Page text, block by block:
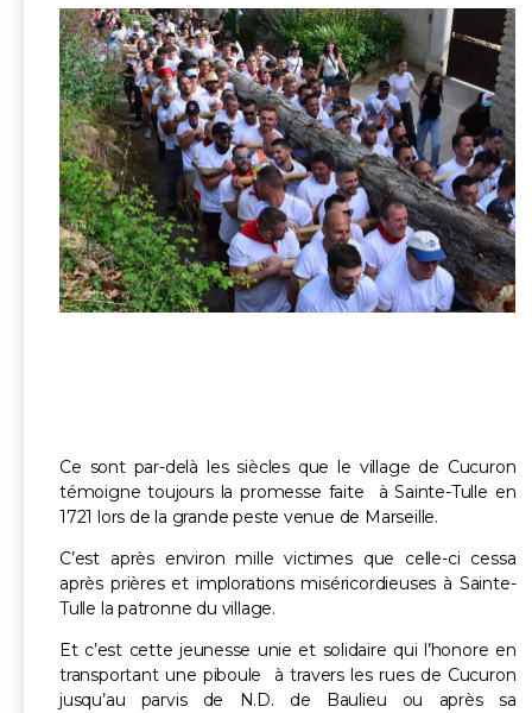
Ce sont par-delà les siècles que le village de Cucuron
témoigne toujours la promesse faite à Sainte-Tulle en
1721 lors de la grande peste venue de Marseille.
C’est après environ mille victimes que celle-ci cessa
après prières et implorations miséricordieuses à Sainte-
Tulle la patronne du village.
Et c’est cette jeunesse unie et solidaire qui l’honore en
transportant une piboule à travers les rues de Cucuron
jusqu’au parvis de N.D. de Baulieu ou après sa